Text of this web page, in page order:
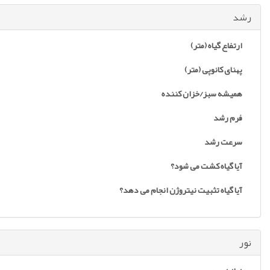
رشد
ارتفاع گیاه (متر)
پهنای کانوپی (متر)
همیشه سبز/خزان کننده
فرم رشد
سرعت رشد
آیا گیاه کشت می شود؟
آیا گیاه تثبیت نیتروژن انجام می دهد؟
نور